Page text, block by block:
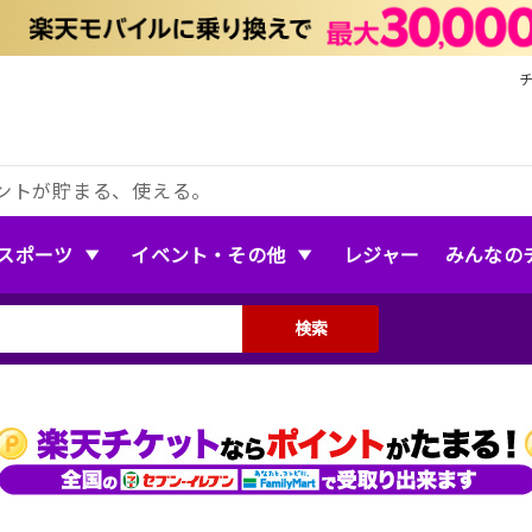
が貯まる、使える。
ポーツ イベント・その他 レジャー みんなの
検索